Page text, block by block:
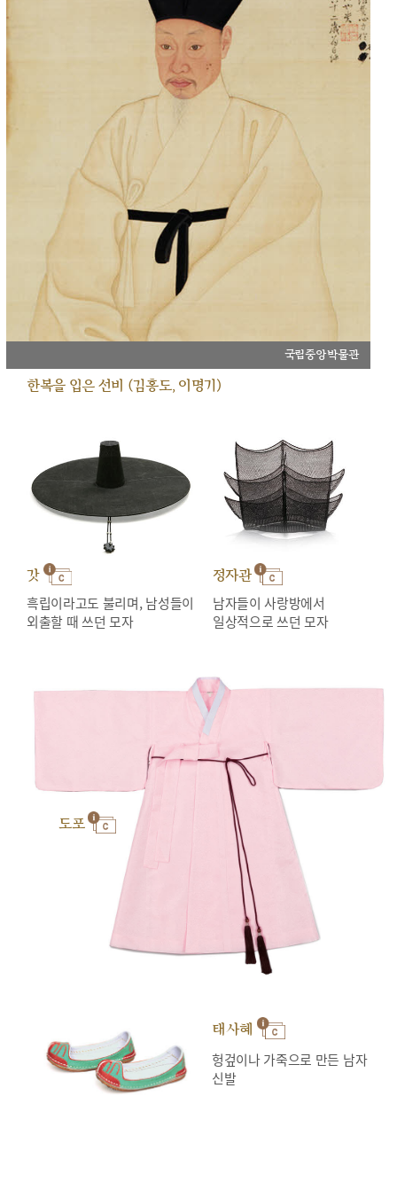
국립중앙박물관
한복을 입은 선비 (김홍도, 이명기)
갓
흑립이라고도 불리며, 남성들이
외출할 때 쓰던 모자
정자관
남자들이 사랑방에서
일상적으로 쓰던 모자
도포
태사혜
헝겊이나 가죽으로 만든 남자
신발